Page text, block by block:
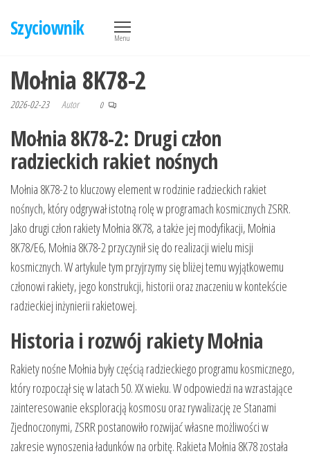
Szyciownik Menu
Mołnia 8K78-2
2026-02-23 Autor 0
Mołnia 8K78-2: Drugi człon
radzieckich rakiet nośnych
Mołnia 8K78-2 to kluczowy element w rodzinie radzieckich rakiet
nośnych, który odgrywał istotną rolę w programach kosmicznych ZSRR.
Jako drugi człon rakiety Mołnia 8K78, a także jej modyfikacji, Mołnia
8K78/E6, Mołnia 8K78-2 przyczynił się do realizacji wielu misji
kosmicznych. W artykule tym przyjrzymy się bliżej temu wyjątkowemu
członowi rakiety, jego konstrukcji, historii oraz znaczeniu w kontekście
radzieckiej inżynierii rakietowej.
Historia i rozwój rakiety Mołnia
Rakiety nośne Mołnia były częścią radzieckiego programu kosmicznego,
który rozpoczął się w latach 50. XX wieku. W odpowiedzi na wzrastające
zainteresowanie eksploracją kosmosu oraz rywalizację ze Stanami
Zjednoczonymi, ZSRR postanowiło rozwijać własne możliwości w
zakresie wynoszenia ładunków na orbitę. Rakieta Mołnia 8K78 została